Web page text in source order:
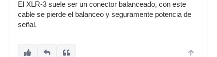
El XLR-3 suele ser un conector balanceado, con este
cable se pierde el balanceo y seguramente potencia de
señal.